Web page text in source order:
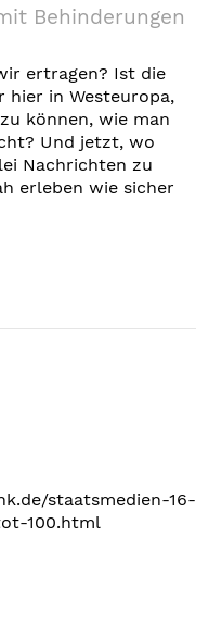
Behinderungen
ertragen? Ist die
hier in Westeuropa,
können, wie man
Und jetzt, wo
Nachrichten zu
erleben wie sicher
staatsmedien-16-
100.html